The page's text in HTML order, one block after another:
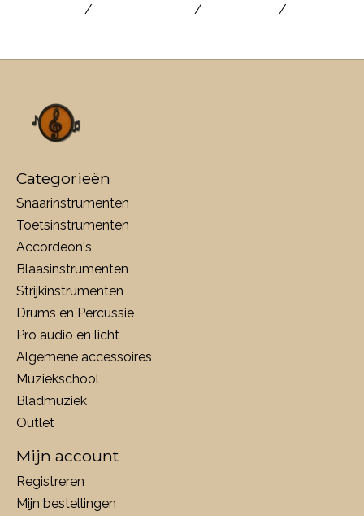
/ / /
Categorieën
Snaarinstrumenten
Toetsinstrumenten
Accordeon's
Blaasinstrumenten
Strijkinstrumenten
Drums en Percussie
Pro audio en licht
Algemene accessoires
Muziekschool
Bladmuziek
Outlet
Mijn account
Registreren
Mijn bestellingen